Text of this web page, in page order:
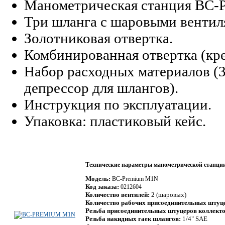
Манометрическая станция
Три шланга с шаровыми
Золотниковая отвертка.
Комбинированная отвертка
Набор расходных материалов
депрессор для шлангов).
Инструкция по эксплуатации.
Упаковка: пластиковый кейс.
Технические параметры манометрической
Модель: BC-Premium M1N
Код заказа: 0212604
Количество вентилей: 2 (шаровых)
Количество рабочих присоединительных
Резьба присоединительных штуцеров
Резьба накидных гаек шлангов: 1/4" SAE